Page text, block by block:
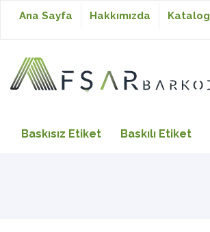
Baskısız Etiket
Ana Sayfa Hakkımızda Katalog
Baskısız Etiket Baskılı Etiket